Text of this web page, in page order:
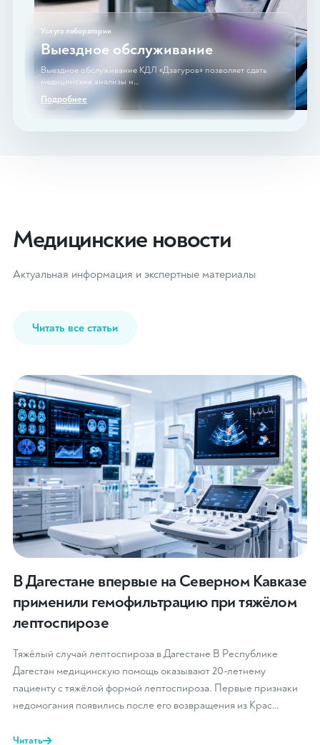
Услуга лаборатории
Выездное обслуживание
Выездное обслуживание КДЛ «Дзагуров» позволяет сдать
медицинские анализы н…
Подробнее
Медицинские новости
Актуальная информация и экспертные материалы
Читать все статьи
В Дагестане впервые на Северном Кавказе
применили гемофильтрацию при тяжёлом
лептоспирозе
Тяжёлый случай лептоспироза в Дагестане В Республике
Дагестан медицинскую помощь оказывают 20-летнему
пациенту с тяжёлой формой лептоспироза. Первые признаки
недомогания появились после его возвращения из Крас…
Читать